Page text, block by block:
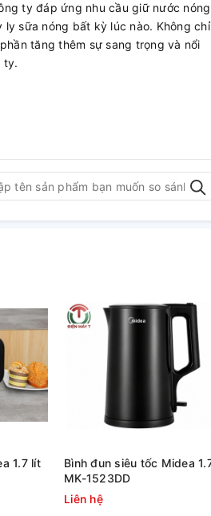
ty đáp ứng nhu cầu giữ nước nóng
sữa nóng bất kỳ lúc nào. Không chỉ
tăng thêm sự sang trọng và nổi
ty.
lợi với độ bền cao theo thời gian
không gỉ SUS304 (18/8) được áp
mòn, chống dính, chống bám bẩn,
lại vết bám bẩn và mùi như cà phê /
mở an toàn trên tay cầm.
lúc mọi nơi.
viên và thuận tiện vệ sinh.
1.7 lít
Bình đun siêu tốc Midea
MK-1523DD
Liên hệ